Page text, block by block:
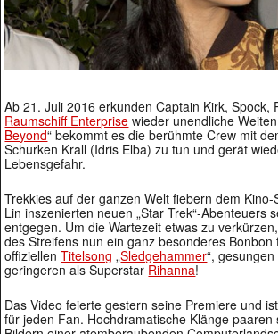
Ab 21. Juli 2016 erkunden Captain Kirk, Spock,
Raumschiff Enterprise wieder unendliche
Beyond“ bekommt es die berühmte Crew mit
Schurken Krall (Idris Elba) zu tun und gerät
Lebensgefahr.
Trekkies auf der ganzen Welt fiebern dem
Lin inszenierten neuen „Star Trek“-Abenteuers
entgegen. Um die Wartezeit etwas zu
des Streifens nun ein ganz besonderes Bonbon
offiziellenTitelsong „Sledgehammer“,
geringeren als SuperstarRihanna!
Das Video feierte gestern seine Premiere und
für jeden Fan. Hochdramatische Klänge paaren